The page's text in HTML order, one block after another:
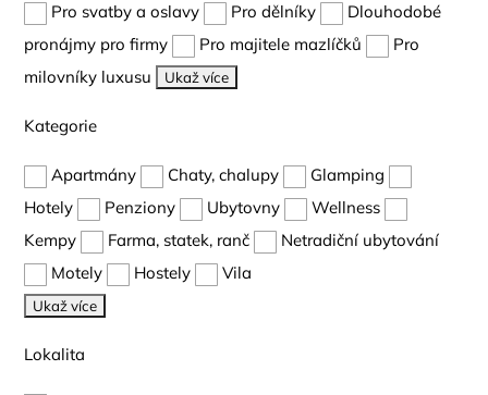
Pro svatby a oslavy
Pro dělníky
Dlouhodobé
pronájmy pro firmy
Pro majitele mazlíčků
Pro
milovníky luxusu
Ukaž více
Kategorie
Apartmány Chaty, chalupy
Glamping
Hotely
Penziony Ubytovny
Wellness
Kempy
Farma, statek, ranč
Netradiční ubytování
Motely
Hostely Vila
Ukaž více
Lokalita